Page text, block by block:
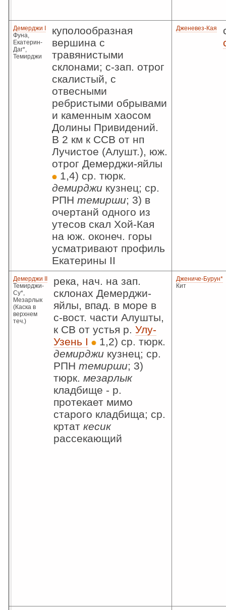
Демерджи I
Фуна,
Екатерин-
Даг*,
Темирджи
куполообразная
вершина с
травянистыми
склонами; с-зап. отрог
скалистый, с
отвесными
ребристыми обрывами
и каменным хаосом
Долины Привидений.
В 2 км к ССВ от нп
Лучистое (Алушт.), юж.
отрог Демерджи-яйлы
1,4) ср. тюрк.
демирджи кузнец; ср.
РПН темирши; 3) в
очертанй одного из
утесов скал Хой-Кая
на юж. оконеч. горы
усматривают профиль
Екатерины II
Дженевез-Кая
Демерджи II
Темирджи-
Су*,
Мезарлык
(Каска в
верхнем
теч.)
река, нач. на зап.
склонах Демерджи-
яйлы, впад. в море в
с-вост. части Алушты,
к СВ от устья р. Улу-
Узень I
1,2) ср. тюрк.
демирджи кузнец; ср.
РПН темирши; 3)
тюрк. мезарлык
кладбище - р.
протекает мимо
старого кладбища; ср.
кртат кесик
рассекающий
Джениче-Бурун*
Кит